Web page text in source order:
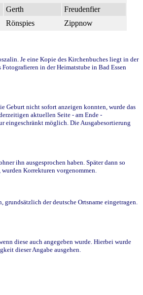
Gerth
Freudenfier
Rönspies Zippnow
Je eine Kopie des Kirchenbuches liegt in der
in der Heimatstube in Bad Essen
Geburt nicht sofort anzeigen konnten, wurde das
aktuellen Seite - am Ende -
eingeschränkt möglich. Die Ausgabesortierung
ihn ausgesprochen haben. Später dann so
Korrekturen vorgenommen.
der deutsche Ortsname eingetragen.
diese auch angegeben wurde. Hierbei wurde
dieser Angabe ausgehen.